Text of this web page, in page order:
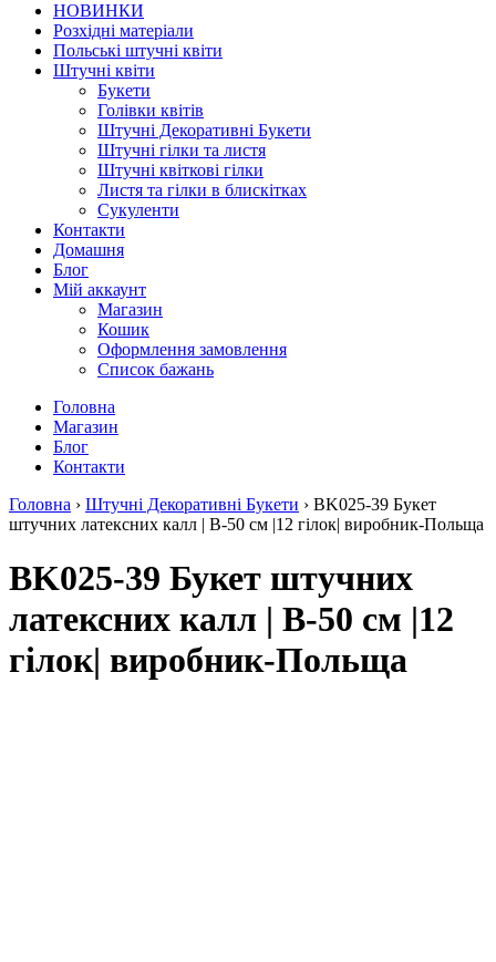
НОВИНКИ
Розхідні матеріали
Польські штучні квіти
Штучні квіти
Букети
Голівки квітів
Штучні Декоративні Букети
Штучні гілки та листя
Штучні квіткові гілки
Листя та гілки в блискітках
Сукуленти
Контакти
Домашня
Блог
Мій аккаунт
Магазин
Кошик
Оформлення замовлення
Список бажань
Головна
Магазин
Блог
Контакти
Головна › Штучні Декоративні Букети › BK025-39 Букет
штучних латексних калл | В-50 см |12 гілок| виробник-Польща
BK025-39 Букет штучних
латексних калл | В-50 см |12
гілок| виробник-Польща